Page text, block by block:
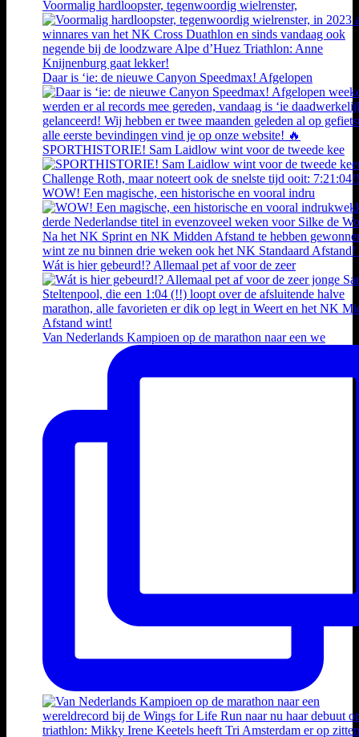
Voormalig hardloopster, tegenwoordig wielrenster,
Daar is ‘ie: de nieuwe Canyon Speedmax! Afgelopen
SPORTHISTORIE! Sam Laidlow wint voor de tweede kee
WOW! Een magische, een historische en vooral indru
Wát is hier gebeurd!? Allemaal pet af voor de zeer
Van Nederlands Kampioen op de marathon naar een we